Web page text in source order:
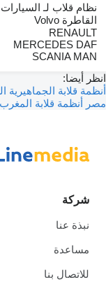
نظام قلاب لـ السيارات
القاطرة Volvo
RENAULT
MERCEDES DAF
SCANIA MAN
انظر أيضا:
أنظمة قلابة الجماهيرية
مصر أنظمة قلابة المغرب
شركة
نبذة عنا
مساعدة
للاتصال بنا